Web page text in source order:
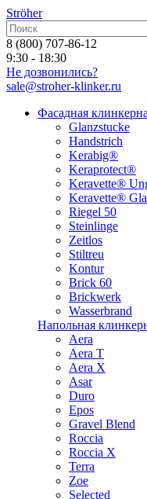
Ströher
8 (800) 707-86-12
9:30 - 18:30
Не дозвонились?
sale@stroher-klinker.ru
Фасадная
Glanzstucke
Handstrich
Kerabig®
Keraprotect®
Keravette®
Keravette®
Riegel 50
Steinlinge
Zeitlos
Stiltreu
Kontur
Brick 60
Brickwerk
Wasserbrand
Напольная
Aera
Aera T
Aera X
Asar
Duro
Epos
Gravel Blend
Roccia
Roccia X
Terra
Zoe
Selected